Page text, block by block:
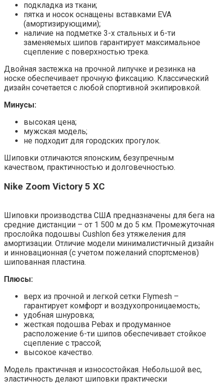
подкладка из ткани;
пятка и носок оснащены вставками EVA
(амортизирующими);
наличие на подметке 3-х стальных и 6-ти
заменяемых шипов гарантирует максимальное
сцепление с поверхностью трека.
Двойная застежка на прочной липучке и резинка на
носке обеспечивает прочную фиксацию. Классический
дизайн сочетается с любой спортивной экипировкой.
Минусы:
высокая цена;
мужская модель;
не подходит для городских прогулок.
Шиповки отличаются японским, безупречным
качеством, практичностью и долговечностью.
Nike Zoom Victory 5 XC
Шиповки производства США предназначены для бега на
средние дистанции – от 1 500 м до 5 км. Промежуточная
прослойка подошвы Cushlon без утяжеления для
амортизации. Отличие модели минималистичный дизайн
и инновационная (с учетом пожеланий спортсменов)
шипованная пластина.
Плюсы:
верх из прочной и легкой сетки Flymesh –
гарантирует комфорт и воздухопроницаемость;
удобная шнуровка;
жесткая подошва Pebax и продуманное
расположение 6-ти шипов обеспечивает стойкое
сцепление с трассой;
высокое качество.
Модель практичная и износостойкая. Небольшой вес,
эластичность делают шиповки практически